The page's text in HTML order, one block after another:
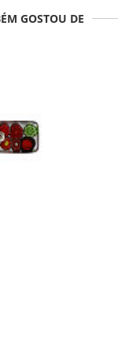
GOSTOU DE